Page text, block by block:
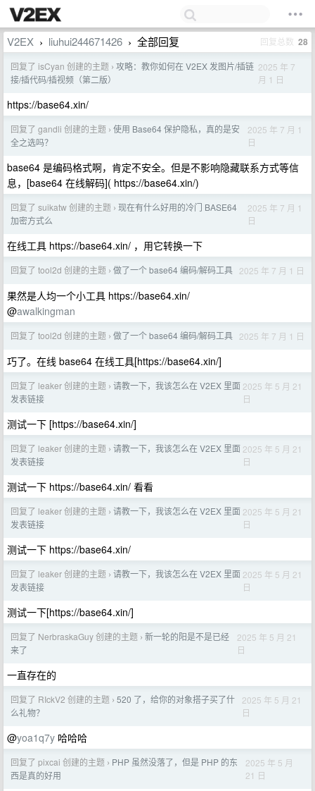
V2EX › liuhui244671426 › 全部回复 回复总数 28
回复了 isCyan 创建的主题 › 攻略：教你如何在 V2EX 发图片/插链
接/插代码/插视频（第二版）
2025 年 7
月 1 日
https://base64.xin/
回复了 gandli 创建的主题 › 使用 Base64 保护隐私，真的是安
全之选吗？
2025 年 7 月 1
日
base64 是编码格式啊，肯定不安全。但是不影响隐藏联系方式等信
息，[base64 在线解码]( https://base64.xin/)
回复了 suikatw 创建的主题 › 现在有什么好用的冷门 BASE64
加密方式么
2025 年 7 月 1
日
在线工具 https://base64.xin/ ，用它转换一下
回复了 tool2d 创建的主题 › 做了一个 base64 编码/解码工具 2025 年 7 月 1 日
果然是人均一个小工具 https://base64.xin/
@awalkingman
回复了 tool2d 创建的主题 › 做了一个 base64 编码/解码工具 2025 年 7 月 1 日
巧了。在线 base64 在线工具[https://base64.xin/]
回复了 leaker 创建的主题 › 请教一下，我该怎么在 V2EX 里面
发表链接
2025 年 5 月 21
日
测试一下 [https://base64.xin/]
回复了 leaker 创建的主题 › 请教一下，我该怎么在 V2EX 里面
发表链接
2025 年 5 月 21
日
测试一下 https://base64.xin/ 看看
回复了 leaker 创建的主题 › 请教一下，我该怎么在 V2EX 里面
发表链接
2025 年 5 月 21
日
测试一下 https://base64.xin/
回复了 leaker 创建的主题 › 请教一下，我该怎么在 V2EX 里面
发表链接
2025 年 5 月 21
日
测试一下[https://base64.xin/]
回复了 NerbraskaGuy 创建的主题 › 新一轮的阳是不是已经
来了
2025 年 5 月 21
日
一直存在的
回复了 RIckV2 创建的主题 › 520 了，给你的对象搭子买了什
么礼物？
2025 年 5 月 21
日
@yoa1q7y 哈哈哈
回复了 pixcai 创建的主题 › PHP 虽然没落了，但是 PHP 的东
西是真的好用
2025 年 5 月
21 日